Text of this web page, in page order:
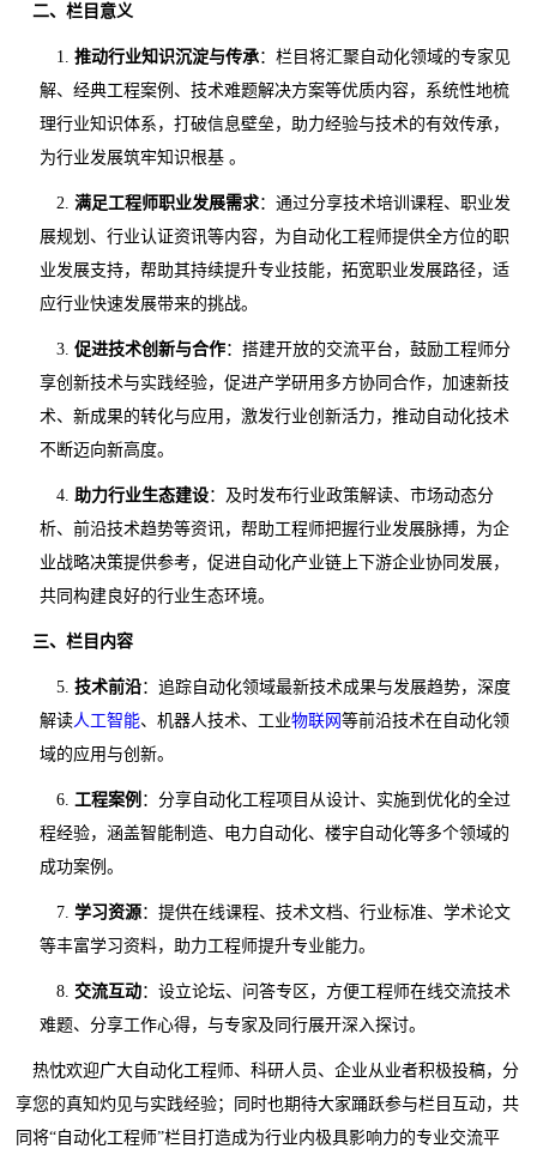
二、栏目意义
1. 推动行业知识沉淀与传承：栏目将汇聚自动化领域的专家见
解、经典工程案例、技术难题解决方案等优质内容，系统性地梳
理行业知识体系，打破信息壁垒，助力经验与技术的有效传承，
为行业发展筑牢知识根基 。
2. 满足工程师职业发展需求：通过分享技术培训课程、职业发
展规划、行业认证资讯等内容，为自动化工程师提供全方位的职
业发展支持，帮助其持续提升专业技能，拓宽职业发展路径，适
应行业快速发展带来的挑战。
3. 促进技术创新与合作：搭建开放的交流平台，鼓励工程师分
享创新技术与实践经验，促进产学研用多方协同合作，加速新技
术、新成果的转化与应用，激发行业创新活力，推动自动化技术
不断迈向新高度。
4. 助力行业生态建设：及时发布行业政策解读、市场动态分
析、前沿技术趋势等资讯，帮助工程师把握行业发展脉搏，为企
业战略决策提供参考，促进自动化产业链上下游企业协同发展，
共同构建良好的行业生态环境。
三、栏目内容
5. 技术前沿：追踪自动化领域最新技术成果与发展趋势，深度
解读人工智能、机器人技术、工业物联网 等前沿技术在自动化领
域的应用与创新。
6. 工程案例 ：分享自动化工程项目从设计、实施到优化的全过
程经验，涵盖智能制造、电力自动化、楼宇自动化等多个领域的
成功案例。
7. 学习资源：提供在线课程、技术文档、行业标准、学术论文
等丰富学习资料，助力工程师提升专业能力。
8. 交流互动：设立论坛、问答专区，方便工程师在线交流技术
难题、分享工作心得，与专家及同行展开深入探讨。
热忱欢迎广大自动化工程师、科研人员、企业从业者积极投稿，分
享您的真知灼见与实践经验；同时也期待大家踊跃参与栏目互动，共
同将“自动化工程师”栏目打造成为行业内极具影响力的专业交流平